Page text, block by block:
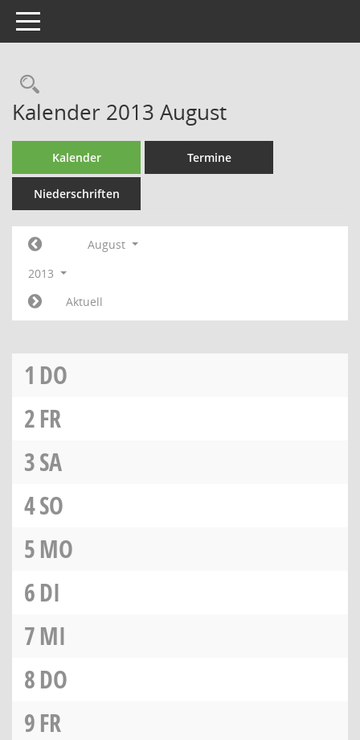
Toggle navigation
Rechercheauswahl
Kalender 2013 August
Kalender Termine
Niederschriften
August
2013
Aktuell
1 DO
2FR
3SA
4SO
5MO
6DI
7MI
8DO
9FR